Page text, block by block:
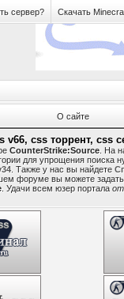
сервер? Скачать
О сайте
v66, css торрент,
CounterStrike:Source . На
для упрощения
. Также у нас вы найдете
форуме вы можете
. Удачи всем юзер портала